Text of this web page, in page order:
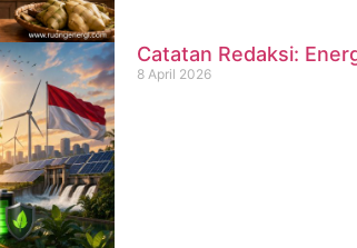
Catatan Redaksi:
8 April 2026